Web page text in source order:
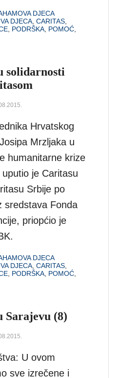
DJECA
DJECA,CARITAS,
, PODRŠKA, POMOĆ,
solidarnosti
Hrvatskog
Mrzljaka u
humanitarne krize
je Caritasu
Srbije po
sredstava Fonda
priopćio je
DJECA
DJECA,CARITAS,
, PODRŠKA, POMOĆ,
Sarajevu (8)
U ovom
sve izrečene i